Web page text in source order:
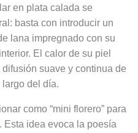
en plata calada se
basta con introducir un
lana impregnado con su
El calor de su piel
suave y continua de
del día.
como “mini florero” para
Esta idea evoca la poesía